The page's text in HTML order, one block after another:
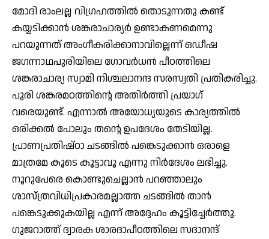
മോദി രാംലല്ല വിഗ്രഹത്തില്‍ തൊടുന്നതു കണ്ട്
കയ്യടിക്കാന്‍ ശങ്കരാചാര്യര്‍ ഉണ്ടാകണമെന്നു
പറയുന്നത് അംഗീകരിക്കാനാവില്ലെന്ന് ഒഡീഷ
ജഗന്നാഥപുരിയിലെ ഗോവര്‍ധന്‍ പീഠത്തിലെ
ശങ്കരാചാര്യ സ്വാമി നിശ്ചലാനന്ദ സരസ്വതി പ്രതികരിച്ചു.
പുരി ശങ്കരമഠത്തിന്റെ അതിര്‍ത്തി പ്രയാഗ്
വരെയുണ്ട്. എന്നാല്‍ അയോധ്യയുടെ കാര്യത്തില്‍
ഒരിക്കല്‍ പോലും തന്റെ ഉപദേശം തേടിയില്ല.
പ്രാണപ്രതിഷ്ഠാ ചടങ്ങില്‍ പങ്കെടുക്കാന്‍ ഒരാളെ
മാത്രമേ കൂടെ കൂട്ടാവൂ എന്നു നിര്‍ദേശം ലഭിച്ചു.
നൂറുപേരെ കൊണ്ടുചെല്ലാന്‍ പറഞ്ഞാലും
ശാസ്ത്രവിധിപ്രകാരമല്ലാത്ത ചടങ്ങില്‍ താന്‍
പങ്കെടുക്കുകയില്ല എന്ന് അദ്ദേഹം കൂട്ടിച്ചേര്‍ത്തു.
ഗുജറാത്ത് ദ്വാരക ശാരദാപീഠത്തിലെ സദാനന്ദ്